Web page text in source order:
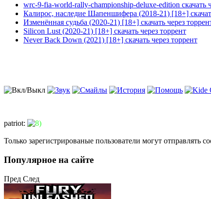
wrc-9-fia-world-rally-championship-deluxe-edition скачать
Калирос, наследие Шапеншифера (2018-21) [18+]
Изменённая судьба (2020-21) [18+] скачать через
Silicon Lust (2020-21) [18+] скачать через торрент
Never Back Down (2021) [18+] скачать через торрент
patriot:
Только зарегистрированые пользователи могут отправлять
Популярное на сайте
Пред След